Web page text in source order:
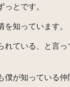
とです。
知っています。
ている、と言っ
が知っている仲